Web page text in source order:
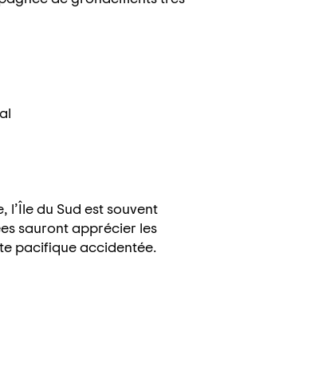
l’Île du Sud est souvent
sauront apprécier les
pacifique accidentée.